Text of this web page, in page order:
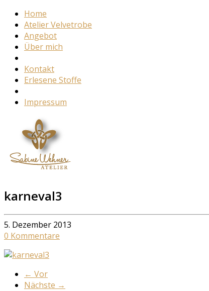
Home
Atelier Velvetrobe
Angebot
Über mich
Kontakt
Erlesene Stoffe
Impressum
karneval3
5. Dezember 2013
0 Kommentare
← Vor
Nächste →